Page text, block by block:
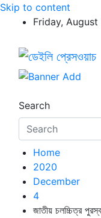
Skip to content
Friday, August
ডেইলি
ডেইলি প্রেসওয়াচ
Search
Home
2020
December
4
জাতীয় চলচ্চিত্র